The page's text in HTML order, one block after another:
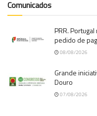
Comunicados
PRR.
pedido de
08/08/2026
Grande
Douro
07/08/2026